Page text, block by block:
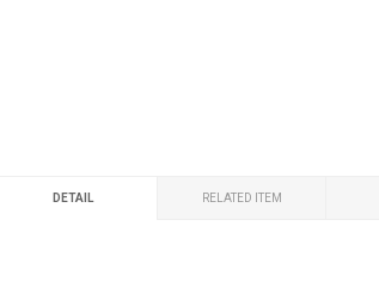
DETAIL RELATED ITEM